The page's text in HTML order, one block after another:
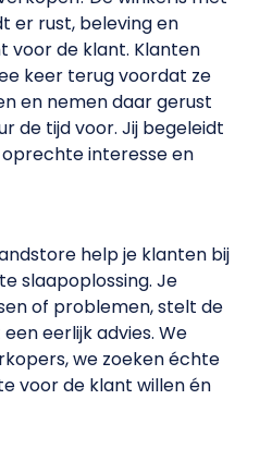
er rust, beleving en
voor de klant. Klanten
keer terug voordat ze
en nemen daar gerust
de tijd voor. Jij begeleidt
interesse en
help je klanten bij
slaapoplossing. Je
of problemen, stelt de
eerlijk advies. We
we zoeken échte
voor de klant willen én